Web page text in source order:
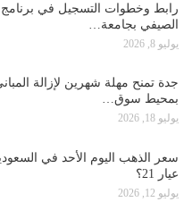
رابط وخطوات التسجيل في برنامج
الصيفي بجامعة…
يوليو 8, 2026
جدة تمنح مهلة شهرين لإزالة
بمحيط سوق…
يوليو 18, 2026
سعر الذهب اليوم الأحد في
عيار 21؟
يوليو 12, 2026